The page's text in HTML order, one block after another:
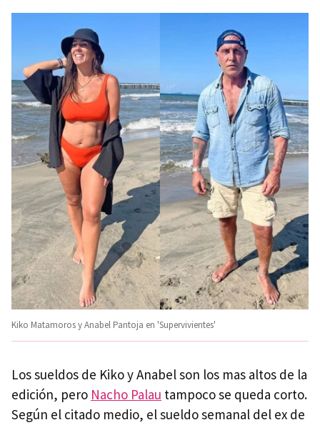
Kiko Matamoros y Anabel Pantoja en 'Supervivientes'
Los sueldos de Kiko y Anabel son los mas altos de la
edición, pero Nacho Palau tampoco se queda corto.
Según el citado medio, el sueldo semanal del ex de